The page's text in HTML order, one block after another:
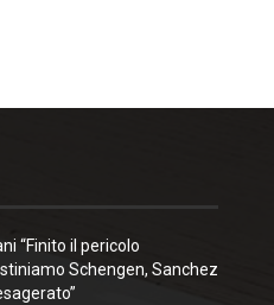
“Finito il pericolo
Schengen, Sanchez